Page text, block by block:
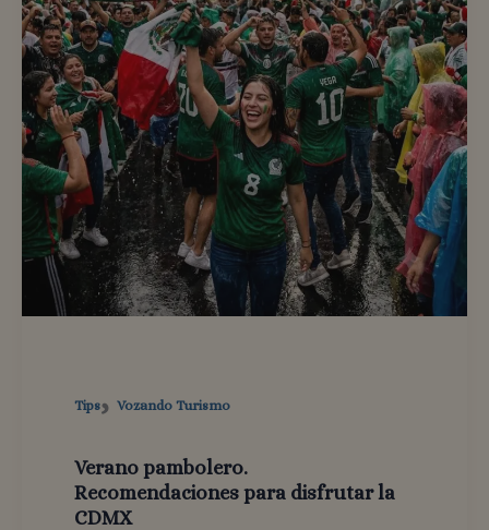
Tips, Vozando Turismo
Verano pambolero.
Recomendaciones para disfrutar la
CDMX